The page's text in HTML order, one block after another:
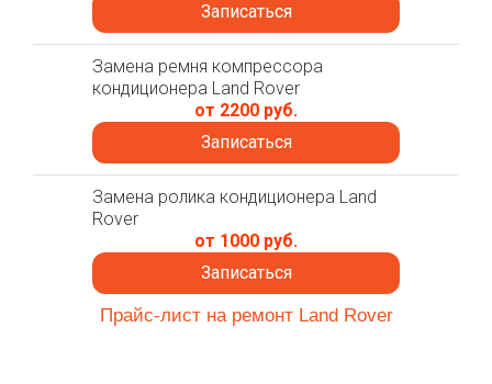
Записаться
Замена ремня компрессора
кондиционера Land Rover
от 2200 руб.
Записаться
Замена ролика кондиционера Land
Rover
от 1000 руб.
Записаться
Прайс-лист на ремонт Land Rover